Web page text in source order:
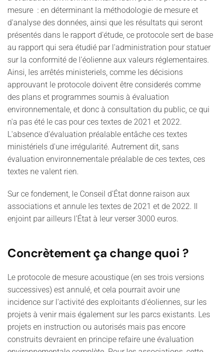
mesure : en déterminant la méthodologie de mesure et
d'analyse des données, ainsi que les résultats qui seront
présentés dans le rapport d'étude, ce protocole sert de base
au rapport qui sera étudié par l'administration pour statuer
sur la conformité de l'éolienne aux valeurs réglementaires.
Ainsi, les arrêtés ministeriels, comme les décisions
approuvant le protocole doivent être considerés comme
des plans et programmes soumis à évaluation
environnementale, et donc à consultation du public, ce qui
n'a pas été le cas pour ces textes de 2021 et 2022.
L'absence d'évaluation préalable entâche ces textes
ministériels d'une irrégularité. Autrement dit, sans
évaluation environnementale préalable de ces textes, ces
textes ne valent rien.
Sur ce fondement, le Conseil d'État donne raison aux
associations et annule les textes de 2021 et de 2022. Il
enjoint par ailleurs l'État à leur verser 3000 euros.
Concrètement ça change quoi ?
Le protocole de mesure acoustique (en ses trois versions
successives) est annulé, et cela pourrait avoir une
incidence sur l'activité des exploitants d'éoliennes, sur les
projets à venir mais également sur les parcs existants. Les
projets en instruction ou autorisés mais pas encore
construits devraient en principe refaire une évaluation